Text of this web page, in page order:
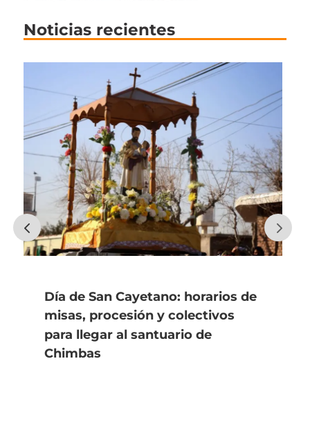
Noticias recientes
Día de San Cayetano: horarios de
misas, procesión y colectivos
para llegar al santuario de
Chimbas